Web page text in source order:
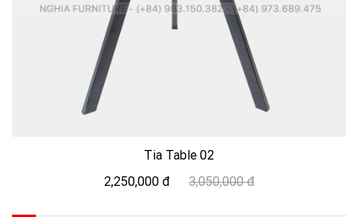
Tia Table 02
2,250,000 đ
3,050,000 đ